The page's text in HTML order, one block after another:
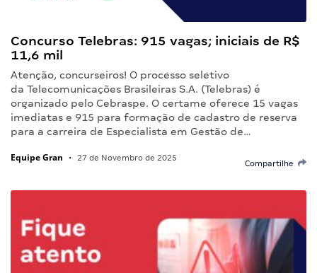
Concurso Telebras: 915 vagas; iniciais de R$
11,6 mil
Atenção, concurseiros! O processo seletivo
da Telecomunicações Brasileiras S.A. (Telebras) é
organizado pelo Cebraspe. O certame oferece 15 vagas
imediatas e 915 para formação de cadastro de reserva
para a carreira de Especialista em Gestão de…
Equipe Gran • 27 de Novembro de 2025
Compartilhe